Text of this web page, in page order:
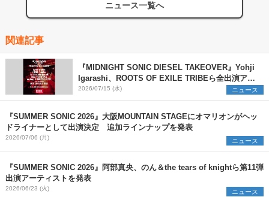
ニュース一覧へ
関連記事
『MIDNIGHT SONIC DIESEL TAKEOVER』Yohji
Igarashi、ROOTS OF EXILE TRIBEら全出演アー
ティストを発表
2026/07/15 (水) ニュース
『SUMMER SONIC 2026』大阪MOUNTAIN STAGEにオマリオンがヘッ
ドライナーとして出演決定 追加ラインナップを発表
2026/07/06 (月) ニュース
『SUMMER SONIC 2026』阿部真央、のん＆the tears of knightら第11弾
出演アーティストを発表
2026/06/23 (火) ニュース